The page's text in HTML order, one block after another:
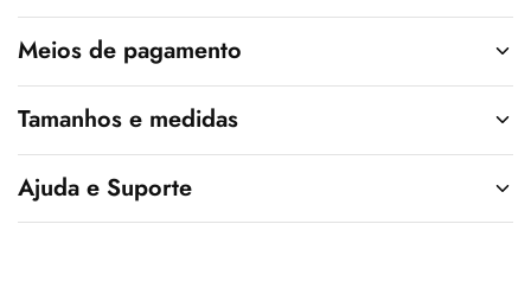
Meios de pagamento
Tamanhos e medidas
Ajuda e Suporte